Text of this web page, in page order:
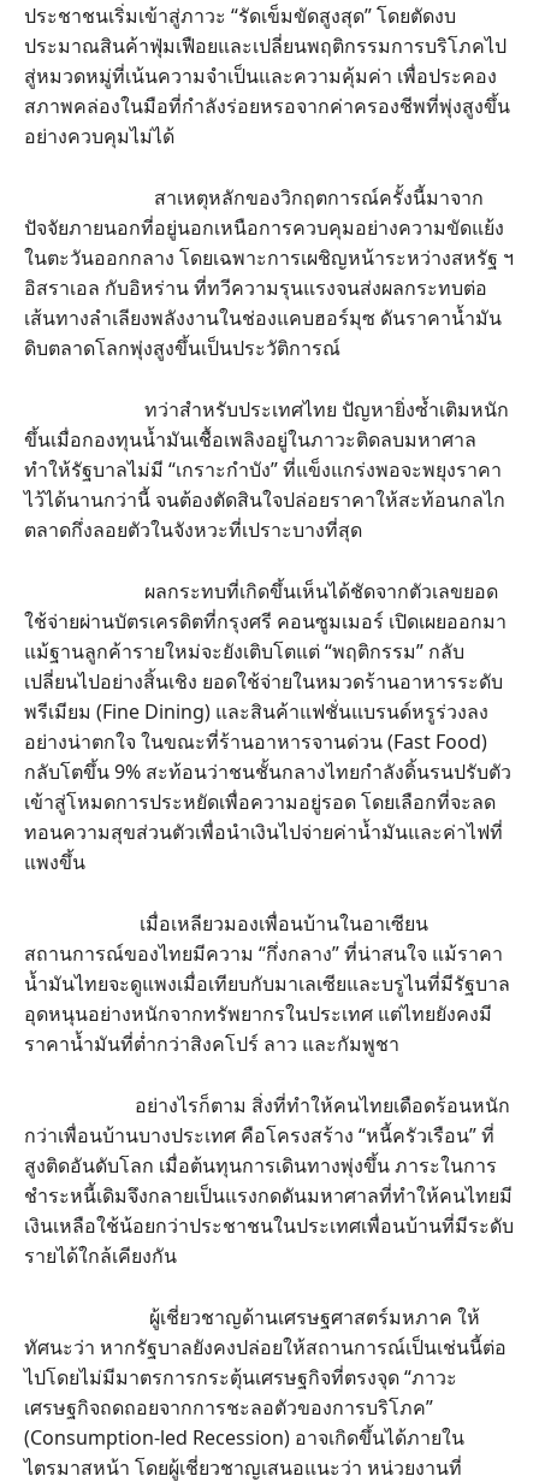
ประชาชนเริ่มเข้าสู่ภาวะ “รัดเข็มขัดสูงสุด” โดยตัดงบ
ประมาณสินค้าฟุ่มเฟือยและเปลี่ยนพฤติกรรมการบริโภคไป
สู่หมวดหมู่ที่เน้นความจำเป็นและความคุ้มค่า เพื่อประคอง
สภาพคล่องในมือที่กำลังร่อยหรอจากค่าครองชีพที่พุ่งสูงขึ้น
อย่างควบคุมไม่ได้
สาเหตุหลักของวิกฤตการณ์ครั้งนี้มาจาก
ปัจจัยภายนอกที่อยู่นอกเหนือการควบคุมอย่างความขัดแย้ง
ในตะวันออกกลาง โดยเฉพาะการเผชิญหน้าระหว่างสหรัฐ ฯ
อิสราเอล กับอิหร่าน ที่ทวีความรุนแรงจนส่งผลกระทบต่อ
เส้นทางลำเลียงพลังงานในช่องแคบฮอร์มุซ ดันราคาน้ำมัน
ดิบตลาดโลกพุ่งสูงขึ้นเป็นประวัติการณ์
ทว่าสำหรับประเทศไทย ปัญหายิ่งซ้ำเติมหนัก
ขึ้นเมื่อกองทุนน้ำมันเชื้อเพลิงอยู่ในภาวะติดลบมหาศาล
ทำให้รัฐบาลไม่มี “เกราะกำบัง” ที่แข็งแกร่งพอจะพยุงราคา
ไว้ได้นานกว่านี้ จนต้องตัดสินใจปล่อยราคาให้สะท้อนกลไก
ตลาดกึ่งลอยตัวในจังหวะที่เปราะบางที่สุด
ผลกระทบที่เกิดขึ้นเห็นได้ชัดจากตัวเลขยอด
ใช้จ่ายผ่านบัตรเครดิตที่กรุงศรี คอนซูมเมอร์ เปิดเผยออกมา
แม้ฐานลูกค้ารายใหม่จะยังเติบโตแต่ “พฤติกรรม” กลับ
เปลี่ยนไปอย่างสิ้นเชิง ยอดใช้จ่ายในหมวดร้านอาหารระดับ
พรีเมียม (Fine Dining) และสินค้าแฟชั่นแบรนด์หรูร่วงลง
อย่างน่าตกใจ ในขณะที่ร้านอาหารจานด่วน (Fast Food)
กลับโตขึ้น 9% สะท้อนว่าชนชั้นกลางไทยกำลังดิ้นรนปรับตัว
เข้าสู่โหมดการประหยัดเพื่อความอยู่รอด โดยเลือกที่จะลด
ทอนความสุขส่วนตัวเพื่อนำเงินไปจ่ายค่าน้ำมันและค่าไฟที่
แพงขึ้น
เมื่อเหลียวมองเพื่อนบ้านในอาเซียน
สถานการณ์ของไทยมีความ “กึ่งกลาง” ที่น่าสนใจ แม้ราคา
น้ำมันไทยจะดูแพงเมื่อเทียบกับมาเลเซียและบรูไนที่มีรัฐบาล
อุดหนุนอย่างหนักจากทรัพยากรในประเทศ แต่ไทยยังคงมี
ราคาน้ำมันที่ต่ำกว่าสิงคโปร์ ลาว และกัมพูชา
อย่างไรก็ตาม สิ่งที่ทำให้คนไทยเดือดร้อนหนัก
กว่าเพื่อนบ้านบางประเทศ คือโครงสร้าง “หนี้ครัวเรือน” ที่
สูงติดอันดับโลก เมื่อต้นทุนการเดินทางพุ่งขึ้น ภาระในการ
ชำระหนี้เดิมจึงกลายเป็นแรงกดดันมหาศาลที่ทำให้คนไทยมี
เงินเหลือใช้น้อยกว่าประชาชนในประเทศเพื่อนบ้านที่มีระดับ
รายได้ใกล้เคียงกัน
ผู้เชี่ยวชาญด้านเศรษฐศาสตร์มหภาค ให้
ทัศนะว่า หากรัฐบาลยังคงปล่อยให้สถานการณ์เป็นเช่นนี้ต่อ
ไปโดยไม่มีมาตรการกระตุ้นเศรษฐกิจที่ตรงจุด “ภาวะ
เศรษฐกิจถดถอยจากการชะลอตัวของการบริโภค”
(Consumption-led Recession) อาจเกิดขึ้นได้ภายใน
ไตรมาสหน้า โดยผู้เชี่ยวชาญเสนอแนะว่า หน่วยงานที่